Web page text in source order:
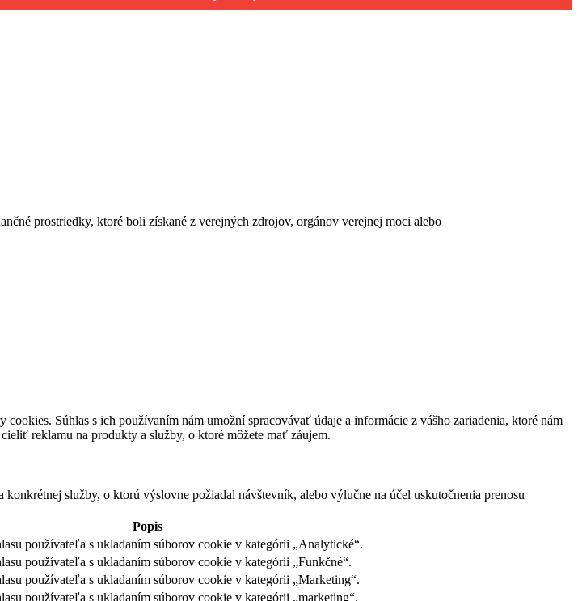
prostriedky, ktoré boli získané z verejných zdrojov, orgánov verejnej moci alebo
Súhlas s ich používaním nám umožní spracovávať údaje a informácie z vášho zariadenia, ktoré nám
reklamu na produkty a služby, o ktoré môžete mať záujem.
služby, o ktorú výslovne požiadal návštevník, alebo výlučne na účel uskutočnenia prenosu
Popis
používateľa s ukladaním súborov cookie v kategórii „Analytické“.
používateľa s ukladaním súborov cookie v kategórii „Funkčné“.
používateľa s ukladaním súborov cookie v kategórii „Marketing“.
používateľa s ukladaním súborov cookie v kategórii „marketing“.